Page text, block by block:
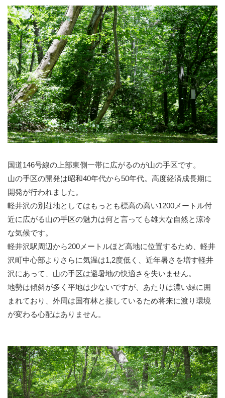
国道146号線の上部東側一帯に広がるのが山の手区です。
山の手区の開発は昭和40年代から50年代。高度経済成長期に
開発が行われました。
軽井沢の別荘地としてはもっとも標高の高い1200メートル付
近に広がる山の手区の魅力は何と言っても雄大な自然と涼冷
な気候です。
軽井沢駅周辺から200メートルほど高地に位置するため、軽井
沢町中心部よりさらに気温は1,2度低く、近年暑さを増す軽井
沢にあって、山の手区は避暑地の快適さを失いません。
地勢は傾斜が多く平地は少ないですが、あたりは濃い緑に囲
まれており、外周は国有林と接しているため将来に渡り環境
が変わる心配はありません。